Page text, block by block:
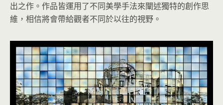
出之作。作品皆運用了不同美學手法來闡述獨特的創作思
維，相信將會帶給觀者不同於以往的視野。